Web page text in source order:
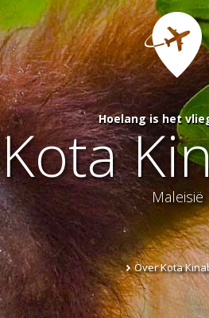
Hoelang is het
Kota
Maleisië
Over Kota